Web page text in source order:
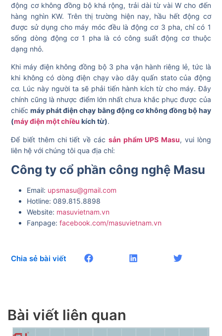
động cơ không đồng bộ khá rộng, trải dài từ vài W cho đến
hàng nghìn KW. Trên thị trường hiện nay, hầu hết động cơ
được sử dụng cho máy móc đều là động cơ 3 pha, chỉ có 1
sống dòng động cơ 1 pha là có công suất động cơ thuộc
dạng nhỏ.
Khi máy điện không đồng bộ 3 pha vận hành riêng lẻ, tức là
khi không có dòng điện chạy vào dây quấn stato của động
cơ. Lúc này người ta sẽ phải tiến hành kích từ cho máy. Đây
chính cũng là nhược điểm lớn nhất chưa khắc phục được của
chiếcmáy phát điện chạy bằng động cơ không đồng bộ hay
(máy điện một chiều kích từ).
Để biết thêm chi tiết về các sản phẩm UPS Masu, vui lòng
liên hệ với chúng tôi qua địa chỉ:
Công ty cổ phần công nghệ Masu
Email: upsmasu@gmail.com
Hotline: 089.815.8898
Website: masuvietnam.vn
Fanpage:facebook.com/masuvietnam.vn
Chia sẻ bài viết
Bài viết liên quan